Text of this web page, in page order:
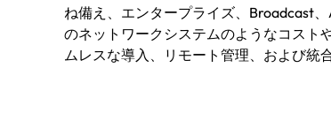
ね備え、エンタープライズ、Broadcast、
のネットワークシステムのようなコスト
ムレスな導入、リモート管理、および統